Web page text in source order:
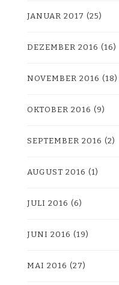
JANUAR 2017 (25)
DEZEMBER 2016 (16)
NOVEMBER 2016 (18)
OKTOBER 2016 (9)
SEPTEMBER 2016 (2)
AUGUST 2016 (1)
JULI 2016 (6)
JUNI 2016 (19)
MAI 2016 (27)